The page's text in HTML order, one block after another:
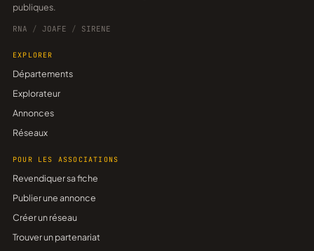
publiques.
RNA / JOAFE / SIRENE
EXPLORER
Départements
Explorateur
Annonces
Réseaux
POUR LES ASSOCIATIONS
Revendiquer sa fiche
Publier une annonce
Créer un réseau
Trouver un partenariat